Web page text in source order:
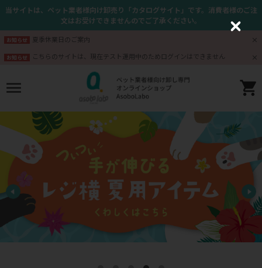
当サイトは、ペット業者様向け卸売り「カタログサイト」です。消費者様のご注
文はお受けできませんのでご了承ください。
お知らせ 夏季休業日のご案内
お知らせ こちらのサイトは、現在テスト運用中のためログインはできません
C